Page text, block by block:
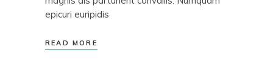
epicuri euripidis
READ MORE